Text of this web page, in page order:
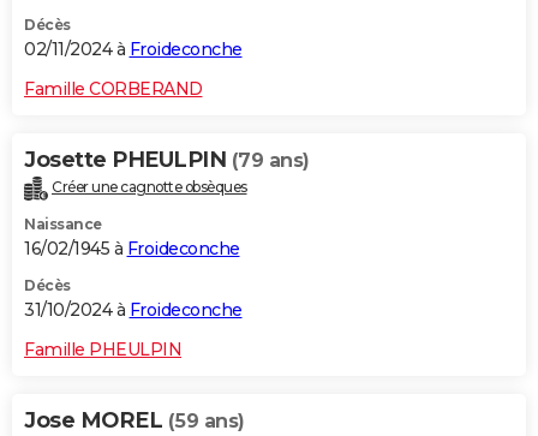
Décès
02/11/2024 à Froideconche
Famille CORBERAND
Josette PHEULPIN (79 ans)
Créer une cagnotte obsèques
Naissance
16/02/1945 à Froideconche
Décès
31/10/2024 à Froideconche
Famille PHEULPIN
Jose MOREL (59 ans)